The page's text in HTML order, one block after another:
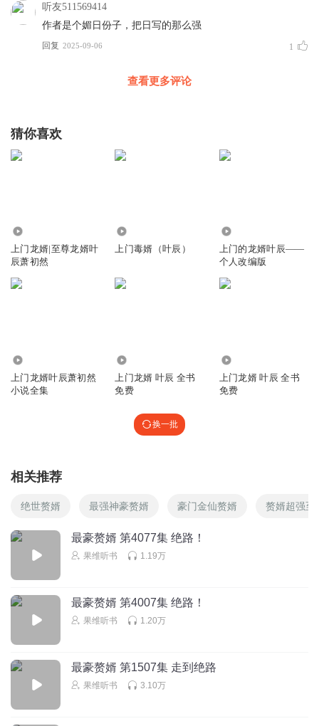
听友511569414
作者是个媚日份子，把日写的那么强
回复 2025-09-06 1
查看更多评论
猜你喜欢
上门龙婿|至尊龙婿叶
辰萧初然
上门毒婿（叶辰）
上门的龙婿叶辰——
个人改编版
上门龙婿叶辰萧初然
小说全集
上门龙婿 叶辰 全书
免费
上门龙婿 叶辰 全书
免费
换一批
相关推荐
绝世赘婿 最强神豪赘婿 豪门金仙赘婿 赘婿超强至
最豪赘婿 第4077集 绝路！
果维听书 1.19万
最豪赘婿 第4007集 绝路！
果维听书 1.20万
最豪赘婿 第1507集 走到绝路
果维听书 3.10万